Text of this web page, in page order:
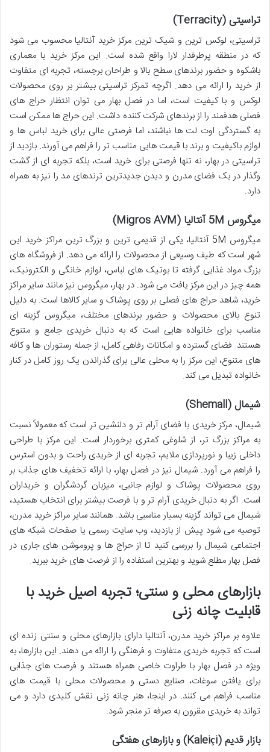
تراسیتی (Terracity)
تراسیتی، لوکس ترین و شیک ترین مرکز خرید آنتالیا محسوب می شود
که در منطقه پرطرفدار لارا واقع شده است. این مرکز خرید با معماری
باشکوه و حضور برندهای سطح بالا و طراحان برجسته، تجربه ای متفاوت
از خرید را ارائه می دهد. اگرچه تمرکز تراسیتی بیشتر بر روی محصولات
لوکس و با کیفیت است، اما در فصل بهار می توان انتظار حراج های
فصلی هدفمند را از برندهای شرکت کننده داشت. این حراج ها ممکن است
به گستردگی اوت لت ها نباشند، اما فرصتی عالی برای خرید لباس ها و
لوازم باکیفیت و برند با قیمت هایی مناسب تر را فراهم می آورند. بازدید از
تراسیتی در بهار، نه تنها فرصتی برای خرید است، بلکه تجربه ای از گشت
وگذار در یک فضای مدرن و دیدن جدیدترین ترندهای مد را نیز به همراه
دارد.
میگروس 5M آنتالیا (Migros AVM)
میگروس 5M آنتالیا، یکی از قدیمی ترین و بزرگ ترین مراکز خرید این
شهر است که طیف وسیعی از محصولات را ارائه می دهد. از فروشگاه های
بزرگ مواد غذایی گرفته تا بوتیک های لباس، لوازم خانگی و الکترونیک،
همه چیز در این مرکز یافت می شود. در بهار، میگروس نیز مانند سایر مراکز
خرید، شاهد حراج های فصلی بر روی پوشاک و سایر کالاها است. به دلیل
تنوع بالای محصولات و حضور برندهای مختلف، میگروس گزینه ای
مناسب برای خانواده هایی است که به دنبال خریدی جامع و متنوع
هستند. فضای گسترده و امکانات رفاهی کامل، از جمله رستوران ها و کافه
های متنوع، این مرکز را به محلی عالی برای گذراندن یک روز کامل در کنار
خانواده تبدیل می کند.
شیمال (Shemall)
شیمال، مرکز خریدی با فضای آرام تر و دلنشین تر است که معمولاً نسبت
به مراکز بزرگ تر، از شلوغی کمتری برخوردار است. این مرکز با طراحی
داخلی زیبا و نورپردازی ملایم، تجربه ای از خریدی راحت و بدون استرس
را فراهم می آورد. شیمال نیز در فصل بهار، با ارائه تخفیف های جذاب بر
روی محصولات پوشاک و لوازم جانبی، میزبان گردشگران و خریداران
است. اگر به دنبال خریدی آرام تر و با فرصت بیشتر برای انتخاب هستید،
شیمال می تواند گزینه بسیار مناسبی باشد. همانند سایر مراکز خرید مدرن،
توصیه می شود پیش از بازدید، وب سایت رسمی یا صفحات شبکه های
اجتماعی شیمال را بررسی کنید تا از حراج ها و پروموشن های جاری در
فصل بهار مطلع شوید و بهترین استفاده را از فرصت های خرید ببرید.
بازارهای محلی و سنتی؛ تجربه اصیل خرید با
قابلیت چانه زنی
علاوه بر مراکز خرید مدرن، آنتالیا دارای بازارهای محلی و سنتی زنده ای
است که تجربه خریدی متفاوت و فرهنگی را ارائه می دهند. این بازارها، به
ویژه در فصل بهار با طراوت خاصی همراه هستند و فرصت های جذابی
برای یافتن سوغات، صنایع دستی و محصولات محلی با قیمت های
مناسب فراهم می کنند. در اینجا، هنر چانه زنی نقش کلیدی دارد و می
تواند به خریدی مقرون به صرفه تر منجر شود.
بازار قدیم (Kaleiçi) و بازارهای هفتگی